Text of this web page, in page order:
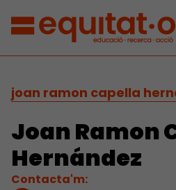
joan ramon capella
Joan Ramon
Hernández
Contacta'm: